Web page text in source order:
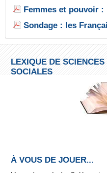
Femmes et pouvoir :
Sondage : les
LEXIQUE DE
SOCIALES
À VOUS DE JOUER...